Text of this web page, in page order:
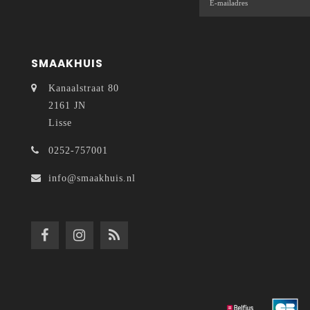
SMAAKHUIS
Kanaalstraat 80
2161 JN
Lisse
0252-757001
info@smaakhuis.nl